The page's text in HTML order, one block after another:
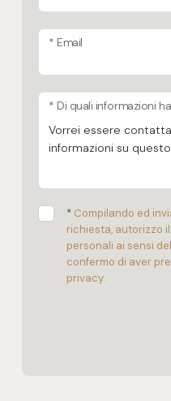
* Email
* Di quali informazioni
* Compilando ed
richiesta, autorizzo
personali ai sensi
confermo di aver
privacy.